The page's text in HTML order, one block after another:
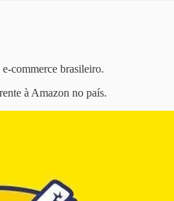
commerce brasileiro.
à Amazon no país.